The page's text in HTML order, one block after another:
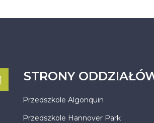
STRONY
Przedszkole Algonquin
Przedszkole Hannover Park